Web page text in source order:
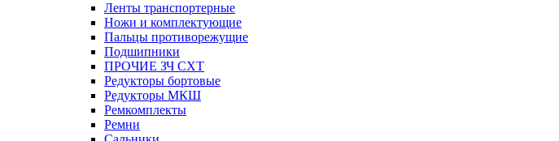
Ленты транспортерные
Ножи и комплектующие
Пальцы противорежущие
Подшипники
ПРОЧИЕ ЗЧ СХТ
Редукторы бортовые
Редукторы МКШ
Ремкомплекты
Ремни